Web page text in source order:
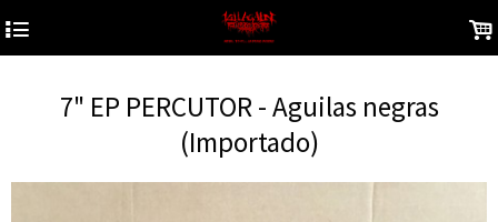
4 .
7" EP PERCUTOR - Aguilas negras
(Importado)